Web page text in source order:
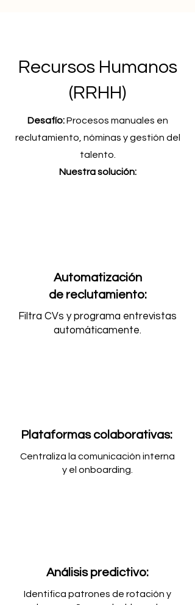
Recursos Humanos
(RRHH)
Desafío:Procesos manuales en
reclutamiento, nóminas y gestión del
talento.
Nuestra solución:
Automatización
de reclutamiento:
Filtra CVs y programa entrevistas
automáticamente.
Plataformas colaborativas:
Centraliza la comunicación interna
y el onboarding.
Análisis predictivo:
Identifica patrones de rotación y